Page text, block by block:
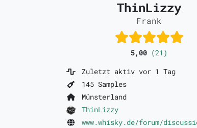
ThinLizzy
Frank
5,00 (21)
Zuletzt aktiv vor 1 Tag
145 Samples
Münsterland
ThinLizzy
www.whisky.de/forum/